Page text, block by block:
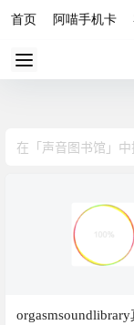
首页 阿喵手机卡